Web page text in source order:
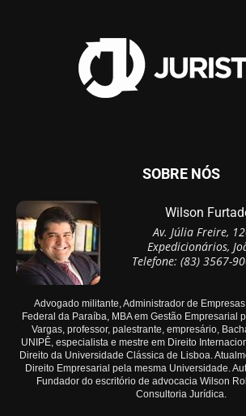
SOBRE NÓS
Wilson
Av. Júlia Freire,
Expedicionários,
Telefone: (83) 3567-
Advogado militante, Administrador de
Federal da Paraíba, MBA em Gestão Empresarial
Vargas, professor, palestrante, empresário,
UNIPÊ, especialista e mestre em Direito
Direito da Universidade Clássica de Lisboa.
Direito Empresarial pela mesma Universidade.
Fundador do escritório de advocacia Wilson
Consultoria Jurídica.